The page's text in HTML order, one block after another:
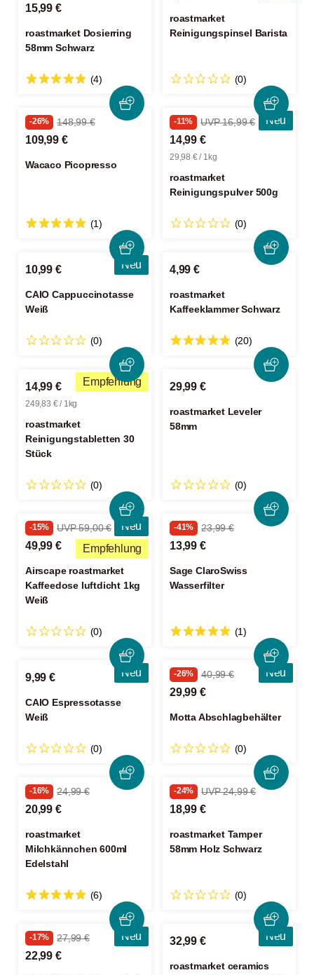
15,99 €
roastmarket Dosierring
58mm Schwarz
(4)
roastmarket
Reinigungspinsel Barista
(0)
-26% 148,99 €
109,99 €
Wacaco Picopresso
(1)
Neu
-11% UVP 16,99 €
14,99 €
29,98 € / 1kg
roastmarket
Reinigungspulver 500g
(0)
Neu
10,99 €
CAIO Cappuccinotasse
Weiß
(0)
4,99 €
roastmarket
Kaffeeklammer Schwarz
(20)
Empfehlung
14,99 €
249,83 € / 1kg
roastmarket
Reinigungstabletten 30
Stück
(0)
29,99 €
roastmarket Leveler
58mm
(0)
Neu
Empfehlung
-15% UVP 59,00 €
49,99 €
Airscape roastmarket
Kaffeedose luftdicht 1kg
Weiß
(0)
-41% 23,99 €
13,99 €
Sage ClaroSwiss
Wasserfilter
(1)
Neu
9,99 €
CAIO Espressotasse
Weiß
(0)
Neu
-26% 40,99 €
29,99 €
Motta Abschlagbehälter
(0)
-16% 24,99 €
20,99 €
roastmarket
Milchkännchen 600ml
Edelstahl
(6)
-24% UVP 24,99 €
18,99 €
roastmarket Tamper
58mm Holz Schwarz
(0)
Neu
-17% 27,99 €
22,99 €
Neu
32,99 €
roastmarket ceramics